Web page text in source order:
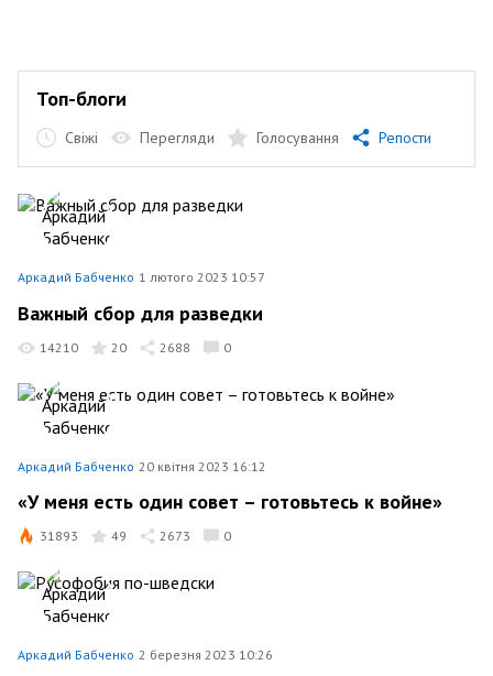
Топ-блоги
Свіжі Перегляди Голосування Репости
Аркадий Бабченко 1 лютого 2023 10:57
Важный сбор для разведки
14210 20 2688 0
Аркадий Бабченко 20 квітня 2023 16:12
«У меня есть один совет – готовьтесь к войне»
31893 49 2673 0
Аркадий Бабченко 2 березня 2023 10:26